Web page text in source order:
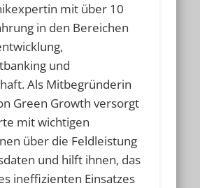
mit über 10
in den Bereichen
und
Als Mitbegründerin
Green Growth versorgt
mit wichtigen
über die Feldleistung
und hilft ihnen, das
ineffizienten Einsatzes